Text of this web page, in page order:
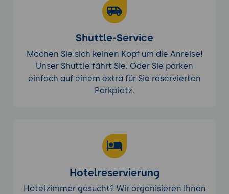
Shuttle-Service
Machen Sie sich keinen Kopf um die Anreise!
Unser Shuttle fährt Sie. Oder Sie parken
einfach auf einem extra für Sie reservierten
Parkplatz.
Hotelreservierung
Hotelzimmer gesucht? Wir organisieren Ihnen